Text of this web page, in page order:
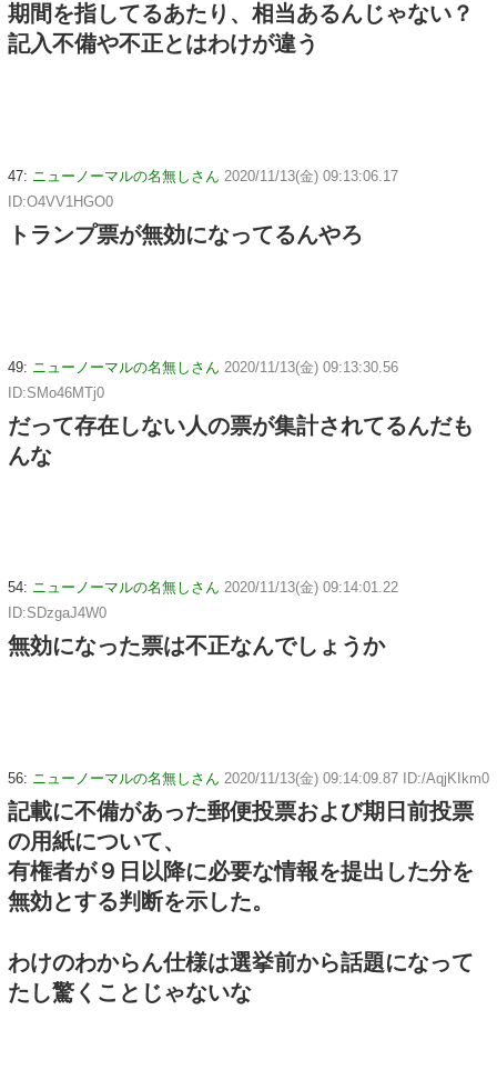
期間を指してるあたり、相当あるんじゃない？
記入不備や不正とはわけが違う
47: ニューノーマルの名無しさん 2020/11/13(金) 09:13:06.17
ID:O4VV1HGO0
トランプ票が無効になってるんやろ
49: ニューノーマルの名無しさん 2020/11/13(金) 09:13:30.56
ID:SMo46MTj0
だって存在しない人の票が集計されてるんだも
んな
54: ニューノーマルの名無しさん 2020/11/13(金) 09:14:01.22
ID:SDzgaJ4W0
無効になった票は不正なんでしょうか
56: ニューノーマルの名無しさん 2020/11/13(金) 09:14:09.87 ID:/AqjKIkm0
記載に不備があった郵便投票および期日前投票
の用紙について、
有権者が９日以降に必要な情報を提出した分を
無効とする判断を示した。
わけのわからん仕様は選挙前から話題になって
たし驚くことじゃないな